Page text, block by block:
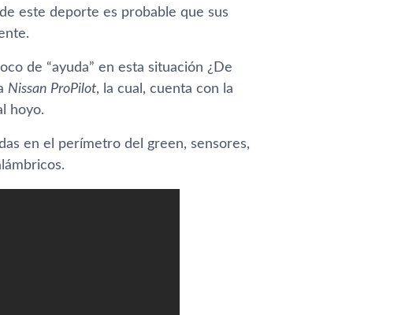
este deporte es probable que sus
de “ayuda” en esta situación ¿De
Nissan ProPilot, la cual, cuenta con la
hoyo.
en el perímetro del green, sensores,